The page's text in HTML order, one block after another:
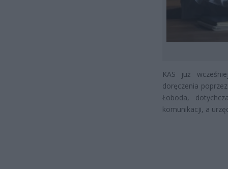
KAS już
doręczenia
Łoboda,
komunikacji, a